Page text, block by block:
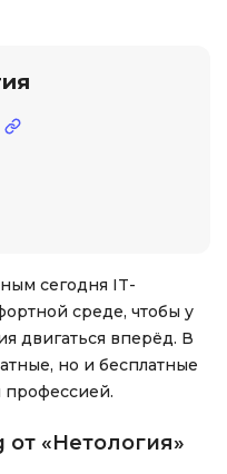
сегодня IT-
среде, чтобы у
двигаться вперёд. В
но и бесплатные
профессией.
от «Нетология»